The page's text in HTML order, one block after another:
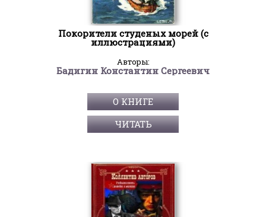
Покорители студеных морей (с
иллюстрациями)
Авторы:
Бадигин Константин Сергеевич
О КНИГЕ
ЧИТАТЬ